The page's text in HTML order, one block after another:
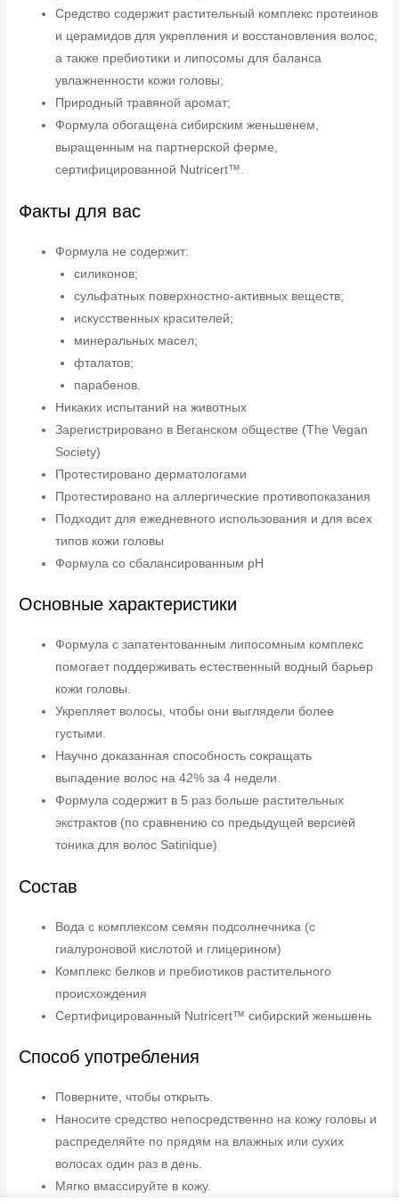
Средство содержит растительный комплекс протеинов
и церамидов для укрепления и восстановления волос,
а также пребиотики и липосомы для баланса
увлажненности кожи головы;
Природный травяной аромат;
Формула обогащена сибирским женьшенем,
выращенным на партнерской ферме,
сертифицированной Nutricert™.
Факты для вас
Формула не содержит:
силиконов;
сульфатных поверхностно-активных веществ;
искусственных красителей;
минеральных масел;
фталатов;
парабенов.
Никаких испытаний на животных
Зарегистрировано в Веганском обществе (The Vegan
Society)
Протестировано дерматологами
Протестировано на аллергические противопоказания
Подходит для ежедневного использования и для всех
типов кожи головы
Формула со сбалансированным pH
Основные характеристики
Формула с запатентованным липосомным комплекс
помогает поддерживать естественный водный барьер
кожи головы.
Укрепляет волосы, чтобы они выглядели более
густыми.
Научно доказанная способность сокращать
выпадение волос на 42% за 4 недели.
Формула содержит в 5 раз больше растительных
экстрактов (по сравнению со предыдущей версией
тоника для волос Satinique)
Состав
Вода с комплексом семян подсолнечника (с
гиалуроновой кислотой и глицерином)
Комплекс белков и пребиотиков растительного
происхождения
Сертифицированный Nutricert™ сибирский женьшень
Способ употребления
Поверните, чтобы открыть.
Наносите средство непосредственно на кожу головы и
распределяйте по прядям на влажных или сухих
волосах один раз в день.
Мягко вмассируйте в кожу.